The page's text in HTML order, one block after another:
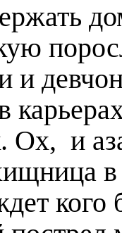
и
Ох, и
кого